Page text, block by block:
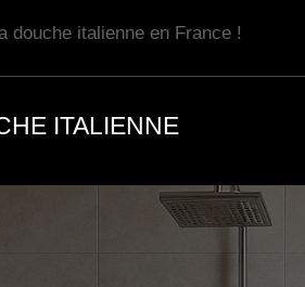
douche italienne en France !
ITALIENNE